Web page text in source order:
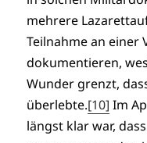
mehrere
Teilnahme an einer
dokumentieren,
Wunder grenzt,
überlebte.[10] Im
längst klar war,